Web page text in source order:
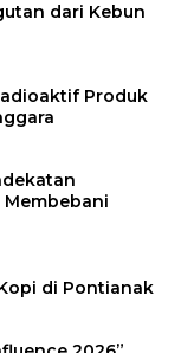
dari Kebun
Produk
di Pontianak